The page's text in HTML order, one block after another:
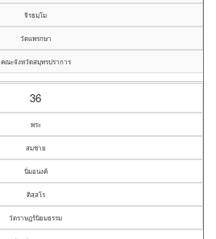
จิรธมฺโม
วัดแพรกษา
คณะจังหวัดสมุทรปราการ
36
พระ
สมชาย
นิ่มอนงค์
ติสฺสโร
วัดราษฎร์นิยมธรรม